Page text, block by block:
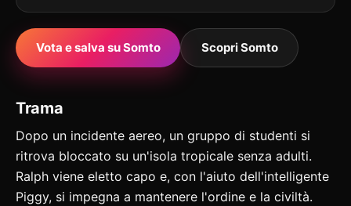
Vota e salva su Somto Scopri Somto
Trama
Dopo un incidente aereo, un gruppo di studenti si
ritrova bloccato su un'isola tropicale senza adulti.
Ralph viene eletto capo e, con l'aiuto dell'intelligente
Piggy, si impegna a mantenere l'ordine e la civiltà.